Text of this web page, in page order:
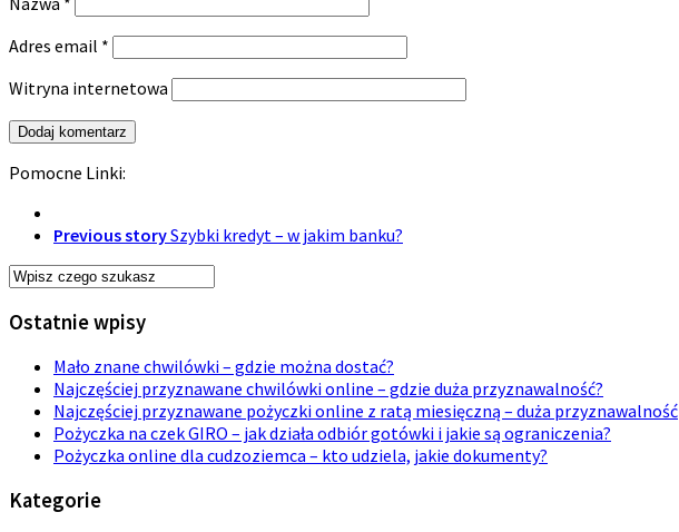
Adres email *
Witryna internetowa
Pomocne Linki:
Previous storySzybki kredyt – w jakim banku?
Ostatnie wpisy
Mało znane chwilówki – gdzie można dostać?
Najczęściej przyznawane chwilówki online – gdzie duża przyznawalność?
Najczęściej przyznawane pożyczki online z ratą miesięczną – duża przyznawalność
Pożyczka na czek GIRO – jak działa odbiór gotówki i jakie są ograniczenia?
Pożyczka online dla cudzoziemca – kto udziela, jakie dokumenty?
Kategorie